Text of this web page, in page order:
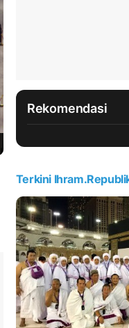
Rekomendasi
Terkini